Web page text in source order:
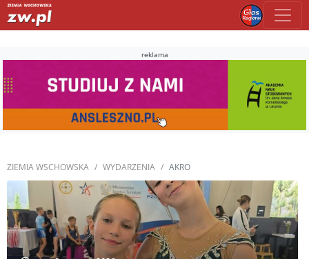
reklama
ZIEMIA WSCHOWSKA WYDARZENIA AKRO